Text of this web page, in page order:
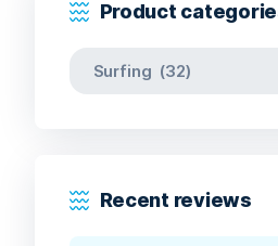
Product
Recent reviews